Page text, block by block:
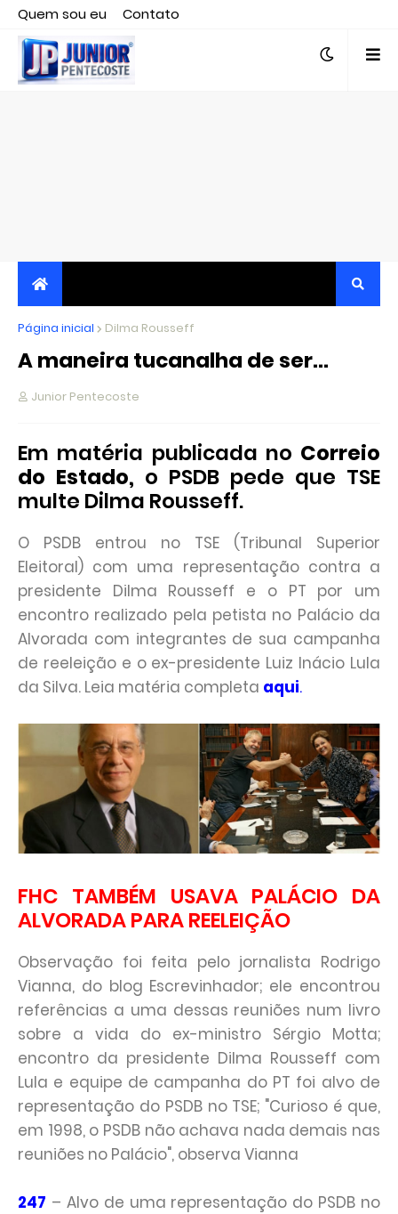
Quem sou eu
Contato
Editor responsável, jornalista Clovis Almeida.
JORNALISMO INDEPENDENTE, TRANSPARENTE E
CRÍTICO
Página inicial Dilma Rousseff
A maneira tucanalha de ser...
Junior Pentecoste
Em matéria publicada no Correio
do Estado, o PSDB pede que TSE
multe Dilma Rousseff.
O PSDB entrou no TSE (Tribunal Superior
Eleitoral) com uma representação contra a
presidente Dilma Rousseff e o PT por um
encontro realizado pela petista no Palácio da
Alvorada com integrantes de sua campanha
de reeleição e o ex-presidente Luiz Inácio Lula
da Silva. Leia matéria completa aqui.
FHC TAMBÉM USAVA PALÁCIO DA
ALVORADA PARA REELEIÇÃO
Observação foi feita pelo jornalista Rodrigo
Vianna, do blog Escrevinhador; ele encontrou
referências a uma dessas reuniões num livro
sobre a vida do ex-ministro Sérgio Motta;
encontro da presidente Dilma Rousseff com
Lula e equipe de campanha do PT foi alvo de
representação do PSDB no TSE; "Curioso é que,
em 1998, o PSDB não achava nada demais nas
reuniões no Palácio", observa Vianna
247 – Alvo de uma representação do PSDB no